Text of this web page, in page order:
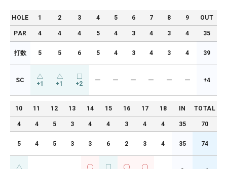
HOLE 1 2 3 4 5 6 7 8 9 OUT
PAR 4 4 4 5 4 3 4 3 4 35
打数 5 5 6 5 4 3 4 3 4 39
SC +1 +1 +2 ー ー ー ー ー ー +4
10 11 12 13 14 15 16 17 18 IN TOTAL
4 4 5 3 4 4 3 4 4 35 70
5 4 5 3 3 6 2 3 4 35 74